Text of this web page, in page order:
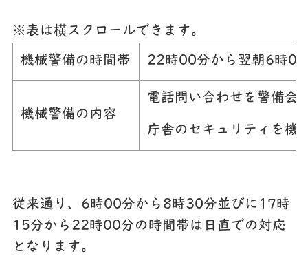
※表は横スクロールできます。
機械警備の時間帯 22時00分から翌朝6時00
機械警備の内容
電話問い合わせを警備会
庁舎のセキュリティを機
従来通り、6時00分から8時30分並びに17時
15分から22時00分の時間帯は日直での対応
となります。